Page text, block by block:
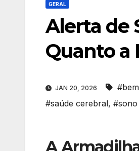
GERAL
Alerta de
Quanto a
JAN 20, 2026
#saúde cerebral, #sono
A